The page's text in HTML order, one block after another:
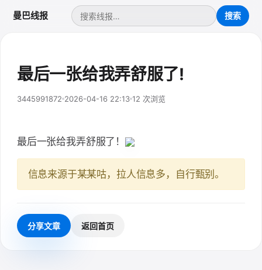
曼巴线报
最后一张给我弄舒服了!
3445991872 2026-04-16 22:13 12 次浏览
最后一张给我弄舒服了！
信息来源于某某咕，拉人信息多，自行甄别。
分享文章 返回首页